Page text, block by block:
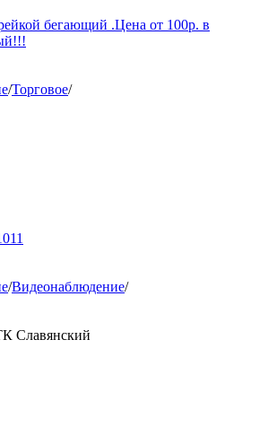
бегающий .Цена от 100р. в
/Торговое/
/Видеонаблюдение/
Славянский